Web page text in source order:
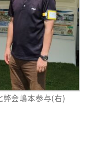
弊会嶋本参与(右)